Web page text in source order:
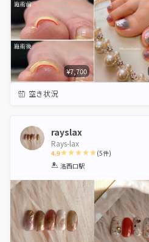
¥7,700
空き状況
rayslax
Rays-lax
4.9
1 2 3 4
(5件)
洛西口駅